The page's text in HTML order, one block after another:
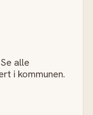
alle
i kommunen.